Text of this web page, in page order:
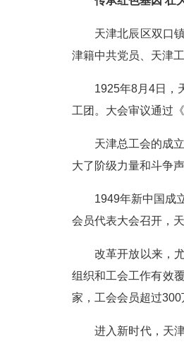
天津北辰区双口
津籍中共党员、天津
1925年8月4日，
工团。大会审议通过
天津总工会的成
大了阶级力量和斗争声
1949年新中国成
会员代表大会召开，
改革开放以来，
组织和工会工作有效
家，工会会员超过300
进入新时代，天